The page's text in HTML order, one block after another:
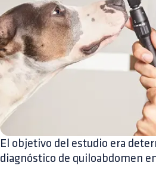
El objetivo del estudio era
diagnóstico de quiloabdomen